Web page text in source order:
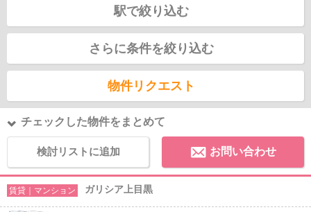
駅で絞り込む
さらに条件を絞り込む
物件リクエスト
チェックした物件をまとめて
検討リストに追加 お問い合わせ
賃貸｜マンション ガリシア上目黒